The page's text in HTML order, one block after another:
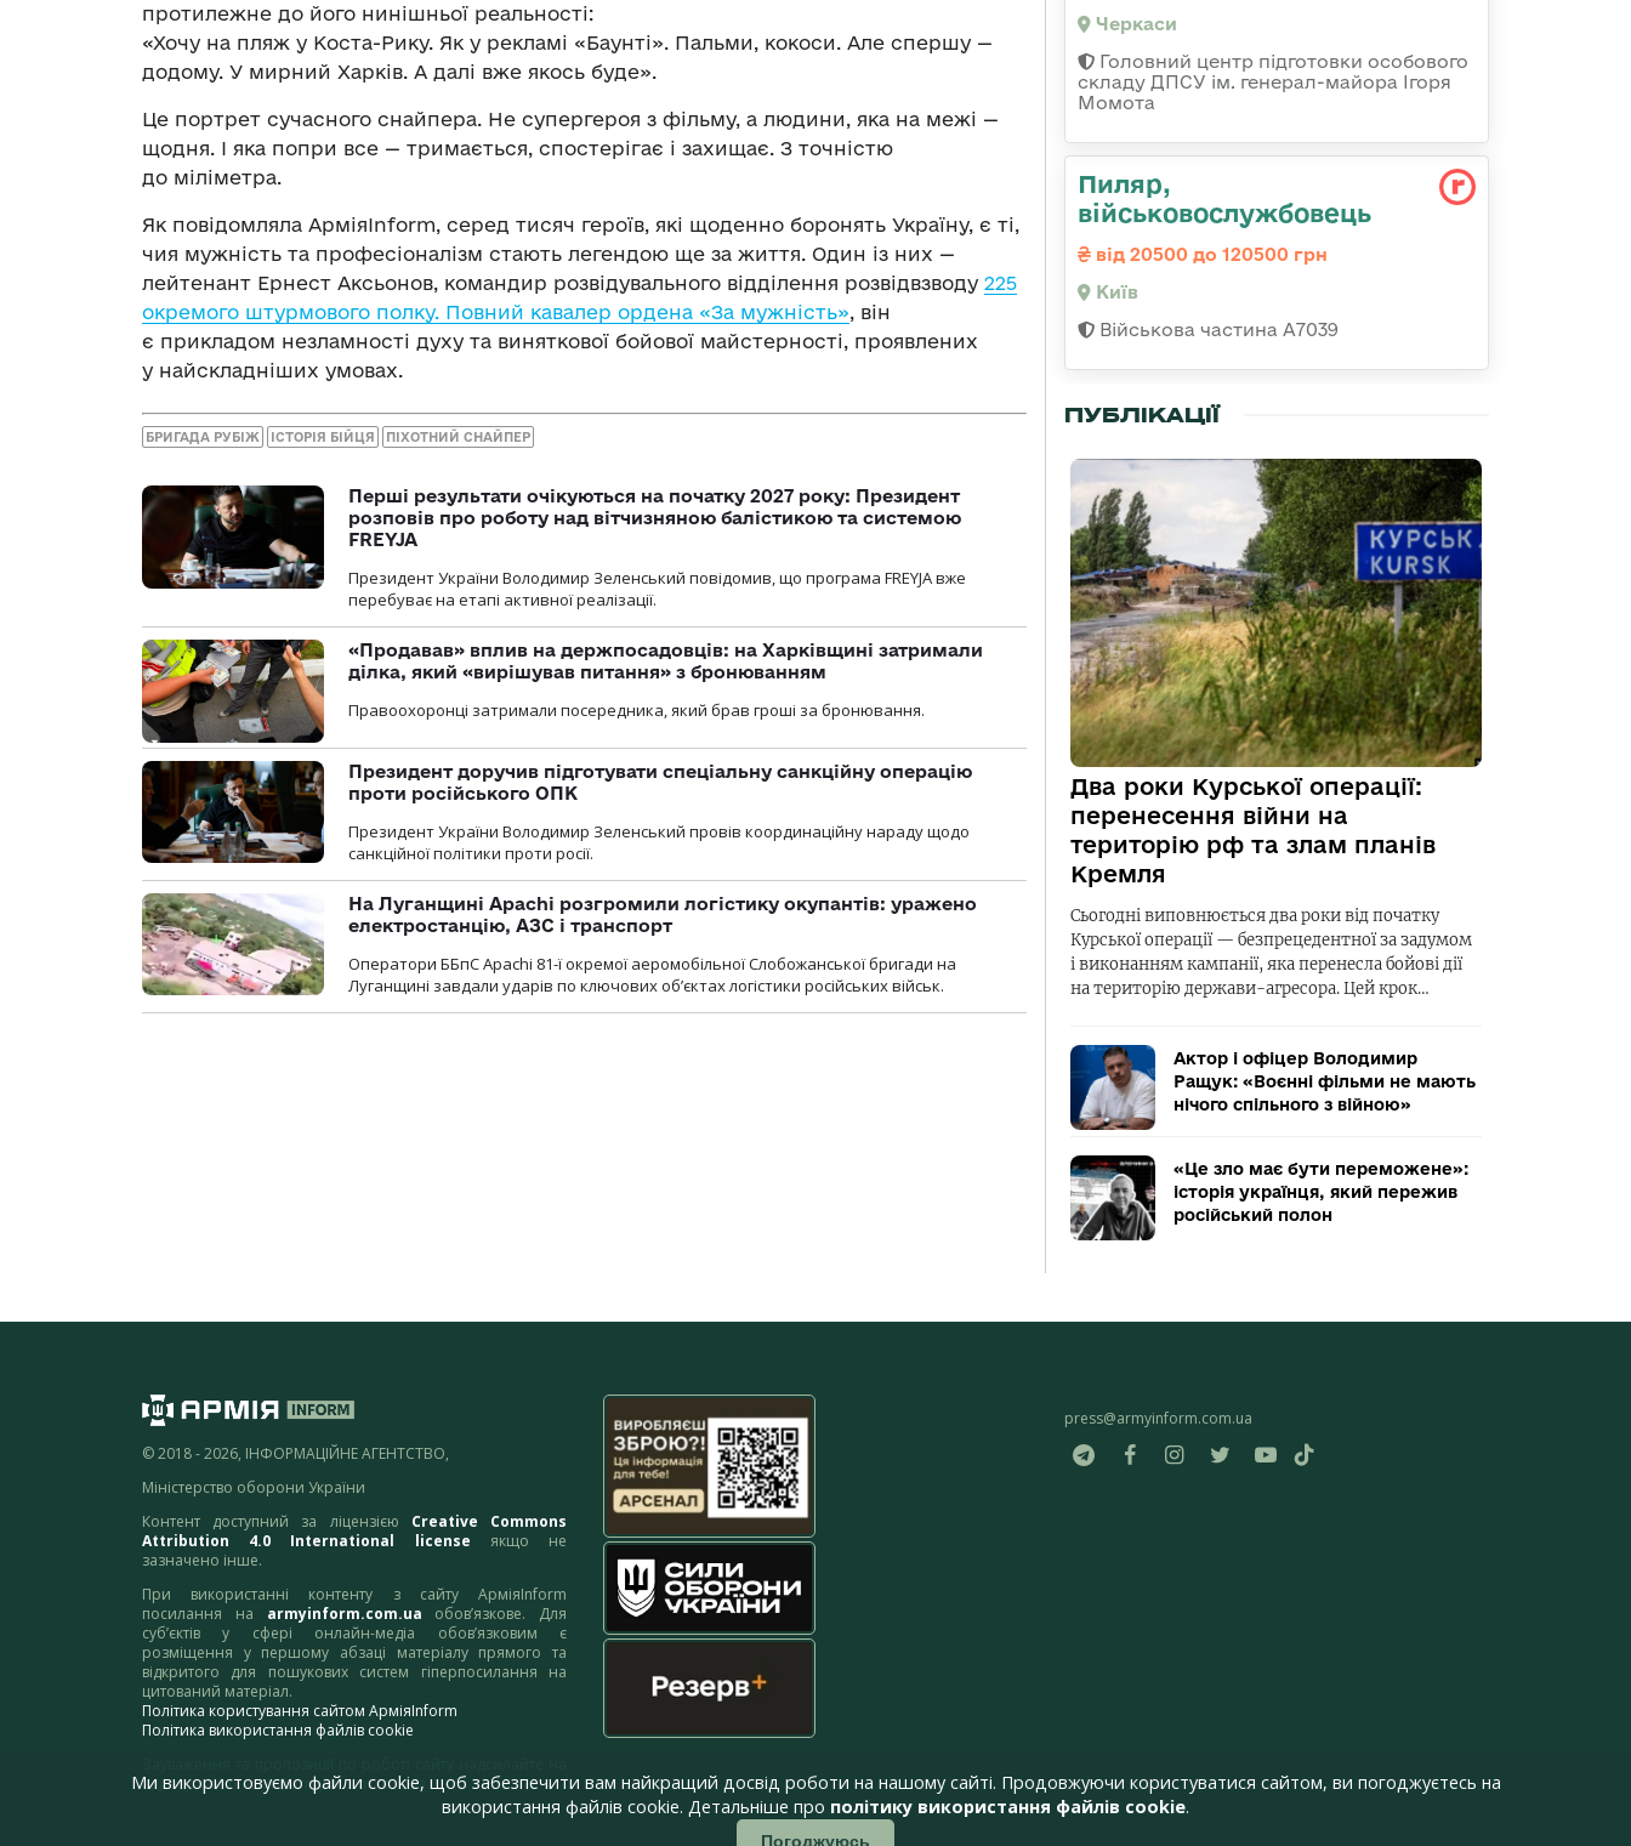
протилежне до його нинішньої реальності:
«Хочу на пляж у Коста-Рику. Як у рекламі «Баунті». Пальми, кокоси. Але спершу —
додому. У мирний Харків. А далі вже якось буде».
Це портрет сучасного снайпера. Не супергероя з фільму, а людини, яка на межі —
щодня. І яка попри все — тримається, спостерігає і захищає. З точністю
до міліметра.
Як повідомляла АрміяInform, серед тисяч героїв, які щоденно боронять Україну, є ті,
чия мужність та професіоналізм стають легендою ще за життя. Один із них —
лейтенант Ернест Аксьонов, командир розвідувального відділення розвідвзводу 225
окремого штурмового полку. Повний кавалер ордена «За мужність», він
є прикладом незламності духу та виняткової бойової майстерності, проявлених
у найскладніших умовах.
БРИГАДА РУБІЖ ІСТОРІЯ БІЙЦЯ ПІХОТНИЙ СНАЙПЕР
Перші результати очікуються на початку 2027 року: Президент
розповів про роботу над вітчизняною балістикою та системою
FREYJA
Президент України Володимир Зеленський повідомив, що програма FREYJA вже
перебуває на етапі активної реалізації.
«Продавав» вплив на держпосадовців: на Харківщині затримали
ділка, який «вирішував питання» з бронюванням
Правоохоронці затримали посередника, який брав гроші за бронювання.
Президент доручив підготувати спеціальну санкційну операцію
проти російського ОПК
Президент України Володимир Зеленський провів координаційну нараду щодо
санкційної політики проти росії.
На Луганщині Apachi розгромили логістику окупантів: уражено
електростанцію, АЗС і транспорт
Оператори ББпС Apachi 81-ї окремої аеромобільної Слобожанської бригади на
Луганщині завдали ударів по ключових об’єктах логістики російських військ.
Черкаси
Головний центр підготовки особового
складу ДПСУ ім. генерал-майора Ігоря
Момота
Пиляр,
військовослужбовець
від 20500 до 120500 грн
Київ
Військова частина А7039
ПУБЛІКАЦІЇ
Два роки Курської операції:
перенесення війни на
територію рф та злам планів
Кремля
Сьогодні виповнюється два роки від початку
Курської операції — безпрецедентної за задумом
і виконанням кампанії, яка перенесла бойові дії
на територію держави-агресора. Цей крок…
Актор і офіцер Володимир
Ращук: «Воєнні фільми не мають
нічого спільного з війною»
«Це зло має бути переможене»:
історія українця, який пережив
російський полон
© 2018 - 2026, ІНФОРМАЦІЙНЕ АГЕНТСТВО,
Міністерство оборони України
Контент доступний за ліцензією Creative Commons
Attribution 4.0 International license якщо не
зазначено інше.
При використанні контенту з сайту АрміяInform
посилання на armyinform.com.ua обов’язкове. Для
суб’єктів у сфері онлайн-медіа обов’язковим є
розміщення у першому абзаці матеріалу прямого та
відкритого для пошукових систем гіперпосилання на
цитований матеріал.
Політика користування сайтом АрміяInform
Політика використання файлів cookie
адресу:webmaster@armyinform.com.ua
press@armyinform.com.ua
Ми використовуємо файли cookie, щоб забезпечити вам найкращий досвід роботи на нашому сайті. Продовжуючи користуватися сайтом, ви погоджуєтесь на
використання файлів cookie. Детальніше про політику використання файлів cookie.
Погоджуюсь